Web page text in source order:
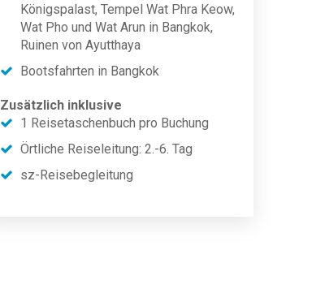
Königspalast, Tempel Wat Phra Keow,
Wat Pho und Wat Arun in Bangkok,
Ruinen von Ayutthaya
Bootsfahrten in Bangkok
Zusätzlich inklusive
1 Reisetaschenbuch pro Buchung
Örtliche Reiseleitung: 2.-6. Tag
sz-Reisebegleitung